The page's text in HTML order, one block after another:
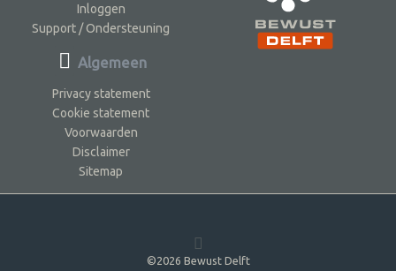
Inloggen
Support / Ondersteuning
Algemeen
Privacy statement
Cookie statement
Voorwaarden
Disclaimer
Sitemap
©2026 Bewust Delft